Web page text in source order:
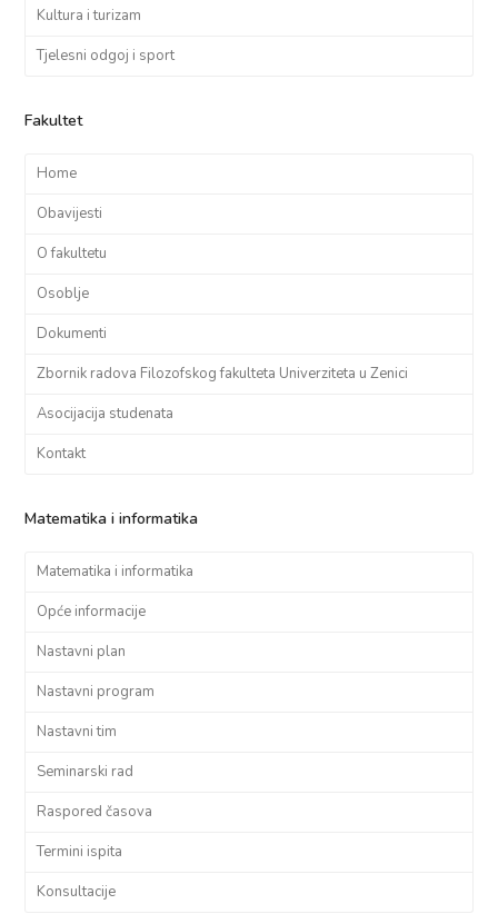
Kultura i turizam
Tjelesni odgoj i sport
Fakultet
Home
Obavijesti
O fakultetu
Osoblje
Dokumenti
Zbornik radova Filozofskog fakulteta Univerziteta u Zenici
Asocijacija studenata
Kontakt
Matematika i informatika
Matematika i informatika
Opće informacije
Nastavni plan
Nastavni program
Nastavni tim
Seminarski rad
Raspored časova
Termini ispita
Konsultacije